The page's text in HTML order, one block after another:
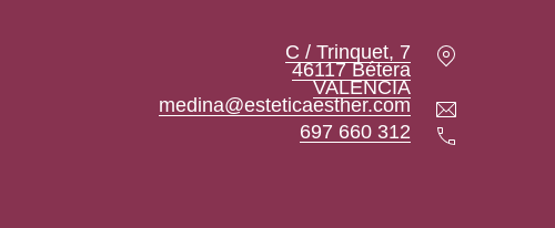
C / Trinquet, 7
46117 Bétera
VALENCIANew Window
medina@esteticaesther.com
697 660 312